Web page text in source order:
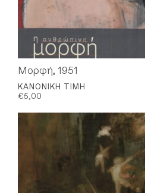
Μορφή, 1951
ΚΑΝΟΝΙΚΉ ΤΙΜΉ
€5,00